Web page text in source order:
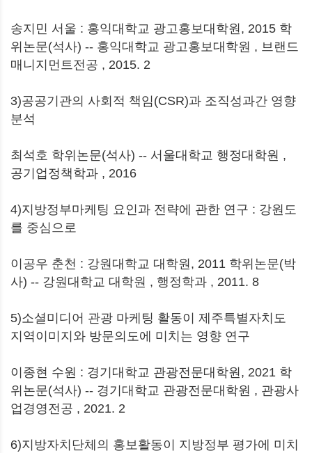
송지민 서울 : 홍익대학교 광고홍보대학원, 2015 학
위논문(석사) -- 홍익대학교 광고홍보대학원 , 브랜드
매니지먼트전공 , 2015. 2
3)공공기관의 사회적 책임(CSR)과 조직성과간 영향
분석
최석호 학위논문(석사) -- 서울대학교 행정대학원 ,
공기업정책학과 , 2016
4)지방정부마케팅 요인과 전략에 관한 연구 : 강원도
를 중심으로
이공우 춘천 : 강원대학교 대학원, 2011 학위논문(박
사) -- 강원대학교 대학원 , 행정학과 , 2011. 8
5)소셜미디어 관광 마케팅 활동이 제주특별자치도
지역이미지와 방문의도에 미치는 영향 연구
이종현 수원 : 경기대학교 관광전문대학원, 2021 학
위논문(석사) -- 경기대학교 관광전문대학원 , 관광사
업경영전공 , 2021. 2
6)지방자치단체의 홍보활동이 지방정부 평가에 미치